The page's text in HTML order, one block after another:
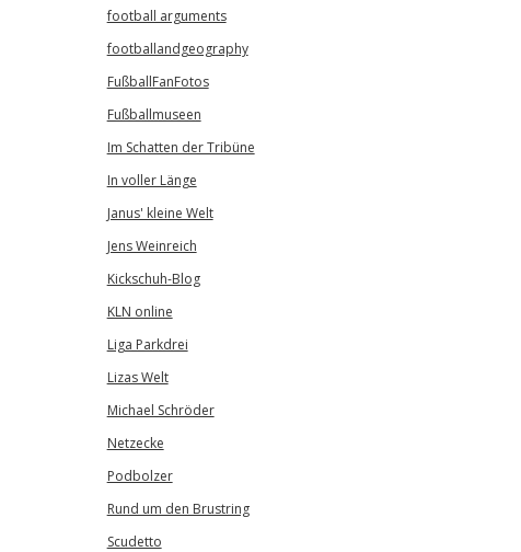
football arguments
footballandgeography
FußballFanFotos
Fußballmuseen
Im Schatten der Tribüne
In voller Länge
Janus' kleine Welt
Jens Weinreich
Kickschuh-Blog
KLN online
Liga Parkdrei
Lizas Welt
Michael Schröder
Netzecke
Podbolzer
Rund um den Brustring
Scudetto